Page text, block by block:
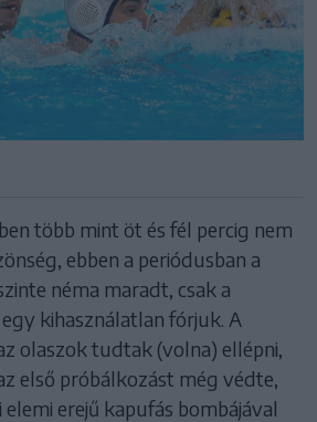
több mint öt és fél percig nem
ebben a periódusban a
néma maradt, csak a
kihasználatlan fórjuk. A
olaszok tudtak (volna) ellépni,
első próbálkozást még védte,
elemi erejű kapufás bombájával